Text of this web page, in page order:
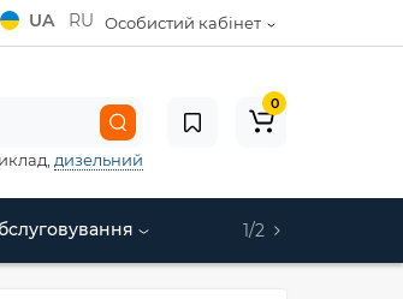
Особистий кабінет
UA RU
дизельний
0
1/2